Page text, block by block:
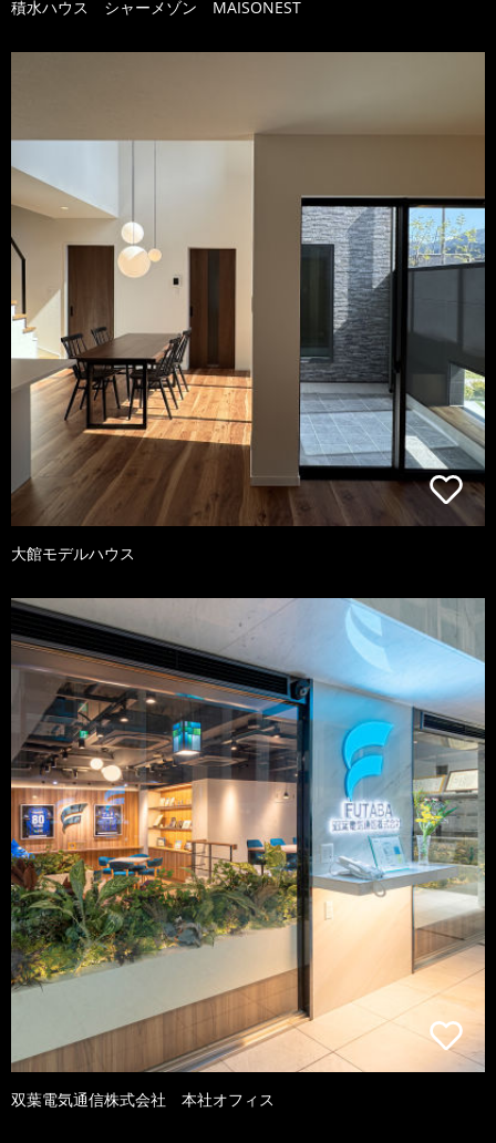
積水ハウス シャーメゾン MAISONEST
大館モデルハウス
双葉電気通信株式会社 本社オフィス